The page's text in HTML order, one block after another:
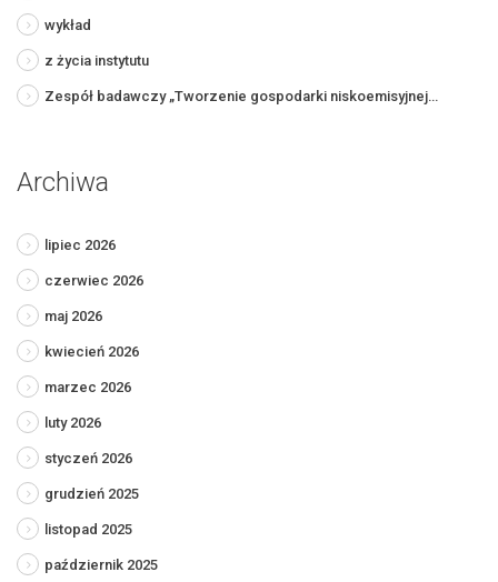
wykład
z życia instytutu
Zespół badawczy „Tworzenie gospodarki niskoemisyjnej…
Archiwa
lipiec 2026
czerwiec 2026
maj 2026
kwiecień 2026
marzec 2026
luty 2026
styczeń 2026
grudzień 2025
listopad 2025
październik 2025